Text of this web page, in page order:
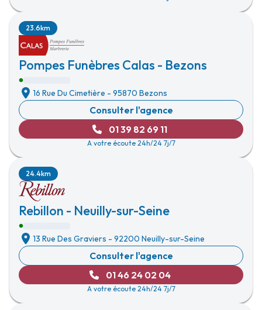
Pompes Funèbres Calas - Bezons
23.6km
16 Rue Du Cimetière - 95870 Bezons
Consulter l'agence
01 39 82 69 11
A votre écoute 24h/24 7j/7
Rebillon - Neuilly-sur-Seine
24.4km
13 Rue Des Graviers - 92200 Neuilly-sur-Seine
Consulter l'agence
01 46 24 02 04
A votre écoute 24h/24 7j/7